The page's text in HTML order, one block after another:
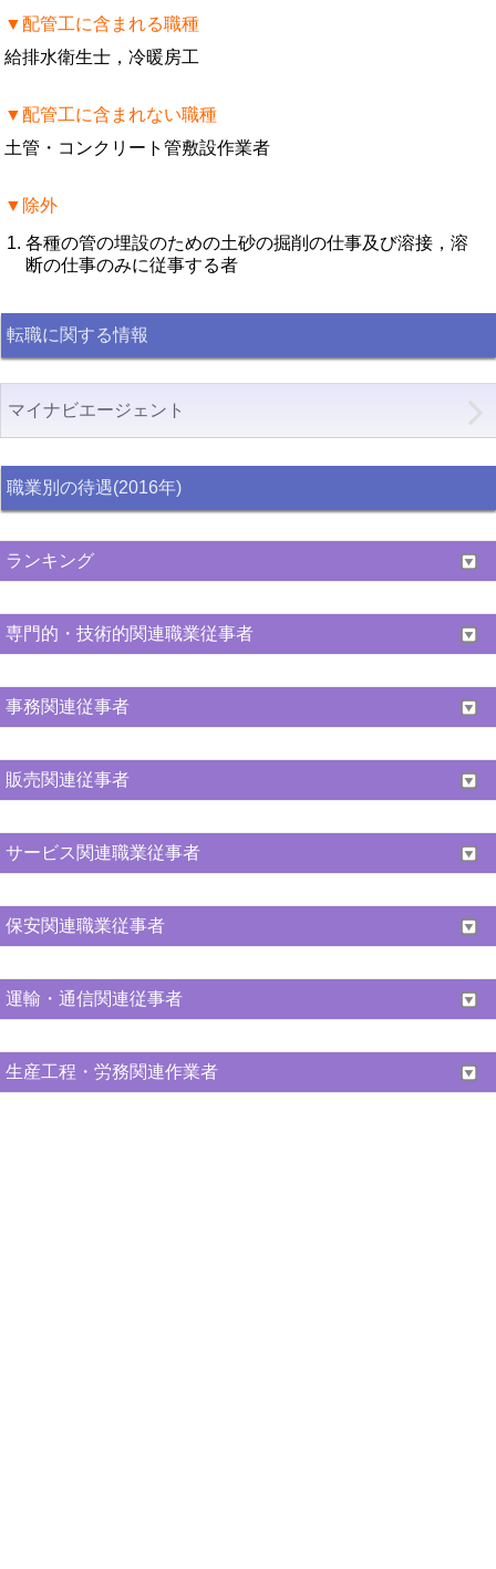
▼配管工に含まれる職種
給排水衛生士，冷暖房工
▼配管工に含まれない職種
土管・コンクリート管敷設作業者
▼除外
各種の管の埋設のための土砂の掘削の仕事及び溶接，溶
断の仕事のみに従事する者
転職に関する情報
マイナビエージェント
職業別の待遇(2016年)
ランキング
専門的・技術的関連職業従事者
事務関連従事者
販売関連従事者
サービス関連職業従事者
保安関連職業従事者
運輸・通信関連従事者
生産工程・労務関連作業者